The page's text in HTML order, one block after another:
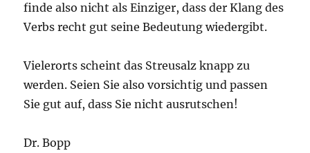
finde also nicht als Einziger, dass der Klang des
Verbs recht gut seine Bedeutung wiedergibt.
Vielerorts scheint das Streusalz knapp zu
werden. Seien Sie also vorsichtig und passen
Sie gut auf, dass Sie nicht ausrutschen!
Dr. Bopp